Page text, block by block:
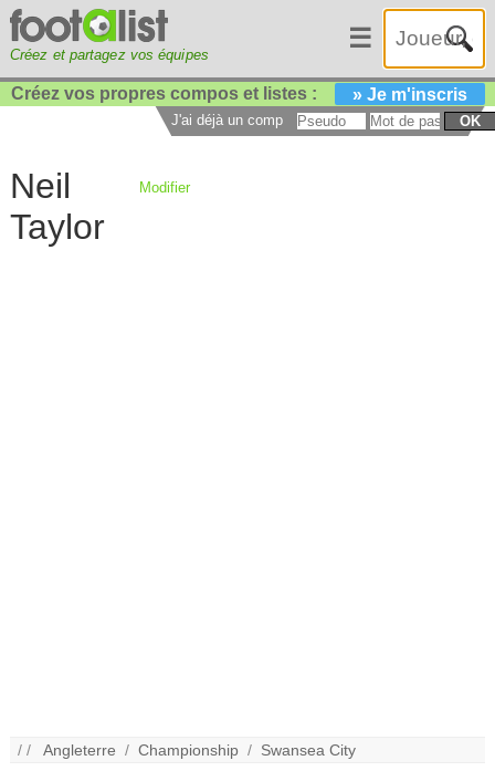
Créez et partagez vos équipes
☰
Créez vos propres compos et listes : » Je m'inscris
J'ai déjà un compte : OK
Neil
Taylor
Modifier
/ /Angleterre /Championship / Swansea City